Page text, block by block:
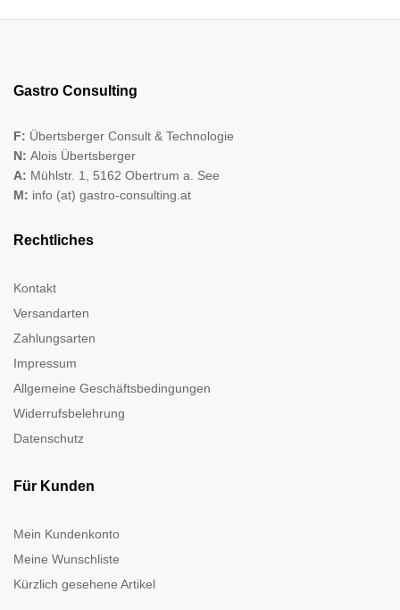
Gastro Consulting
F: Übertsberger Consult & Technologie
N: Alois Übertsberger
A: Mühlstr. 1, 5162 Obertrum a. See
M: info (at) gastro-consulting.at
Rechtliches
Kontakt
Versandarten
Zahlungsarten
Impressum
Allgemeine Geschäftsbedingungen
Widerrufsbelehrung
Datenschutz
Für Kunden
Mein Kundenkonto
Meine Wunschliste
Kürzlich gesehene Artikel